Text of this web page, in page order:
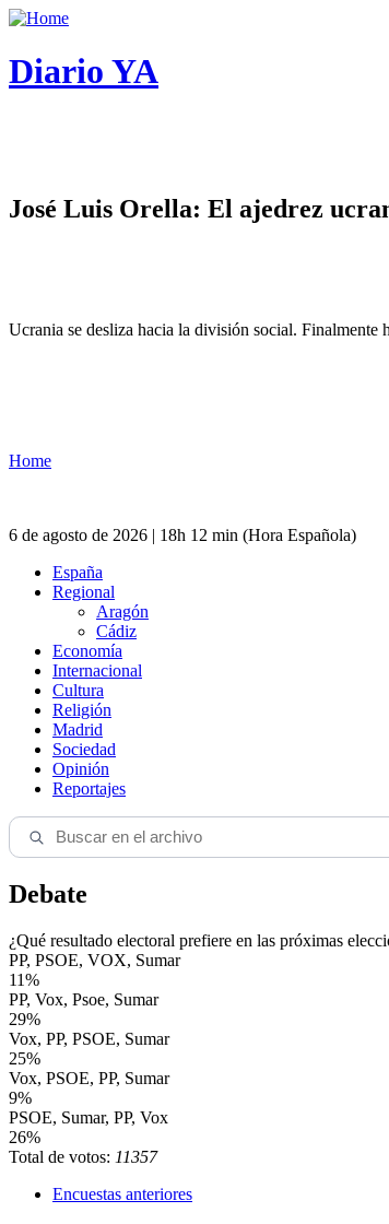
Diario YA
José Luis Orella: El ajedrez
Ucrania se desliza hacia la división social. Finalmente
Home
6 de agosto de 2026 | 18h 12 min (Hora Española)
España
Regional
Aragón
Cádiz
Economía
Internacional
Cultura
Religión
Madrid
Sociedad
Opinión
Reportajes
Debate
¿Qué resultado electoral prefiere en las próximas
PP, PSOE, VOX, Sumar
11%
PP, Vox, Psoe, Sumar
29%
Vox, PP, PSOE, Sumar
25%
Vox, PSOE, PP, Sumar
9%
PSOE, Sumar, PP, Vox
26%
Total de votos: 11357
Encuestas anteriores